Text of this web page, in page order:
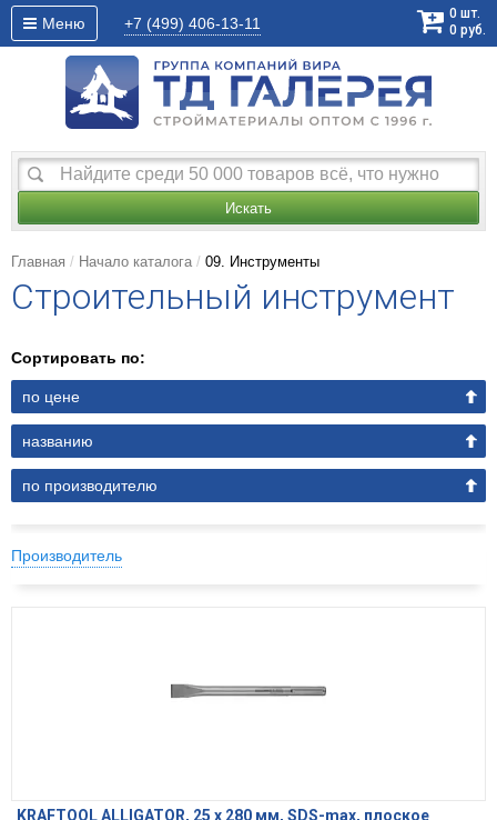
Меню +7 (499) 406-13-11
0 шт.
0 руб.
Искать
Главная Начало каталога 09. Инструменты
Строительный инструмент
Сортировать по:
по цене
названию
по производителю
Производитель
KRAFTOOL ALLIGATOR, 25 х 280 мм, SDS-max, плоское